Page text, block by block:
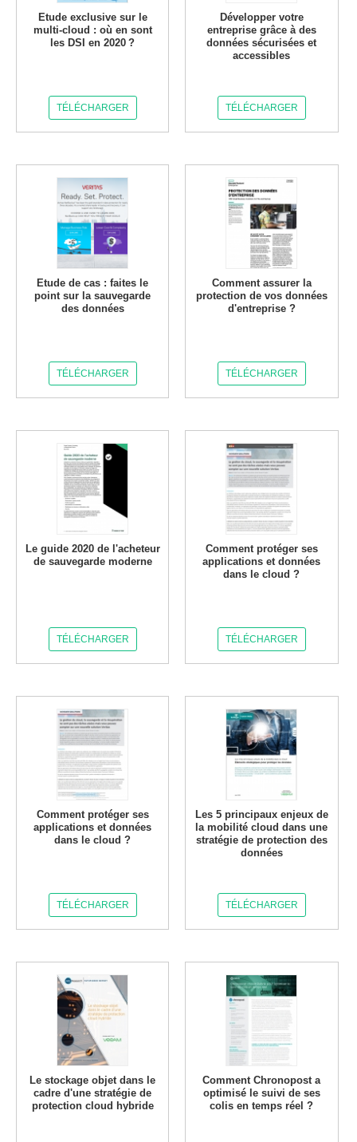
Etude exclusive sur le
multi-cloud : où en sont
les DSI en 2020 ?
TÉLÉCHARGER
Développer votre
entreprise grâce à des
données sécurisées et
accessibles
TÉLÉCHARGER
Etude de cas : faites le
point sur la sauvegarde
des données
TÉLÉCHARGER
Comment assurer la
protection de vos données
d'entreprise ?
TÉLÉCHARGER
Le guide 2020 de l'acheteur
de sauvegarde moderne
TÉLÉCHARGER
Comment protéger ses
applications et données
dans le cloud ?
TÉLÉCHARGER
Comment protéger ses
applications et données
dans le cloud ?
TÉLÉCHARGER
Les 5 principaux enjeux de
la mobilité cloud dans une
stratégie de protection des
données
TÉLÉCHARGER
Le stockage objet dans le
cadre d'une stratégie de
protection cloud hybride
Comment Chronopost a
optimisé le suivi de ses
colis en temps réel ?